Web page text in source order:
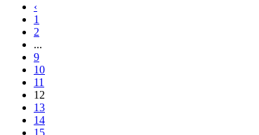
‹
1
2
...
9
10
11
12
13
14
15